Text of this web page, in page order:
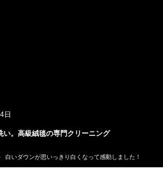
日
い。高級絨毯の専門クリーニング
白いダウンが思いっきり白くなって感動しました！